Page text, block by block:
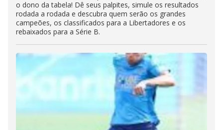
o dono da tabela! Dê seus palpites, simule os resultados
rodada a rodada e descubra quem serão os grandes
campeões, os classificados para a Libertadores e os
rebaixados para a Série B.